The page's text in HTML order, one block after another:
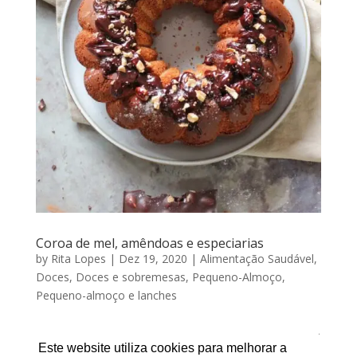
Este website utiliza cookies para melhorar a
Coroa de mel, amêndoas e especiarias
by Rita Lopes | Dez 19, 2020 | Alimentação Saudável,
Doces, Doces e sobremesas, Pequeno-Almoço,
Pequeno-almoço e lanches
COROA DE MEL, AMÊNDOAS E ESPECIARIAS Por RITA
LOPES | Dezembro 19, 2020 Esta é mais uma receita